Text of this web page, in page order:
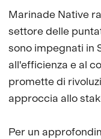
Marinade Native
settore delle
sono impegnati in
all'efficienza e al
promette di
approccia allo
Per un